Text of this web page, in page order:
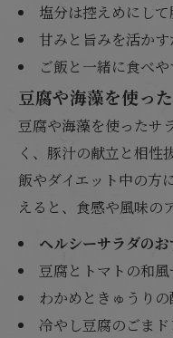
塩分は控えめにし
甘みと旨みを活か
ご飯と一緒に食べ
豆腐や海藻を使っ
豆腐や海藻を使ったサ
く、豚汁の献立と相性
飯やダイエット中の方
えると、食感や風味の
ヘルシーサラダの
豆腐とトマトの和
わかめときゅうり
冷やし豆腐のごま